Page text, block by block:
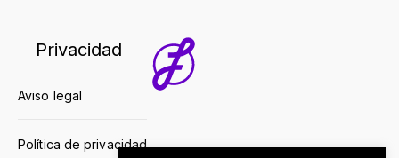
Privacidad
Aviso legal
Política de privacidad